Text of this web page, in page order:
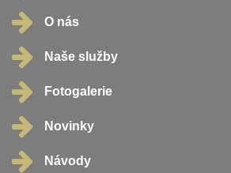
O nás
Naše služby
Fotogalerie
Novinky
Návody